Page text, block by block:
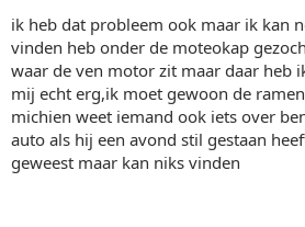
ik heb dat probleem ook maar ik kan
vinden heb onder de moteokap
waar de ven motor zit maar daar heb
mij echt erg,ik moet gewoon de
michien weet iemand ook iets over
auto als hij een avond stil gestaan
geweest maar kan niks vinden